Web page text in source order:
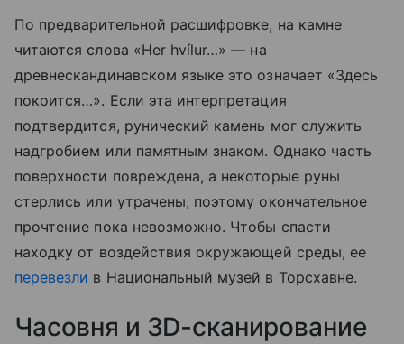
По предварительной расшифровке, на камне
читаются слова «Her hvílur…» — на
древнескандинавском языке это означает «Здесь
покоится…». Если эта интерпретация
подтвердится, рунический камень мог служить
надгробием или памятным знаком. Однако часть
поверхности повреждена, а некоторые руны
стерлись или утрачены, поэтому окончательное
прочтение пока невозможно. Чтобы спасти
находку от воздействия окружающей среды, ее
перевезли в Национальный музей в Торсхавне.
Часовня и 3D-сканирование